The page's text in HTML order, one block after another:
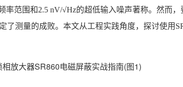
率范围和2.5 nV/√Hz的超低输入噪声著称。然而，
了测量的成败。本文从工程实践角度，探讨使用